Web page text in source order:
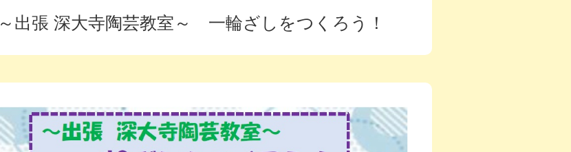
～出張 深大寺陶芸教室～ 一輪ざしをつくろう！